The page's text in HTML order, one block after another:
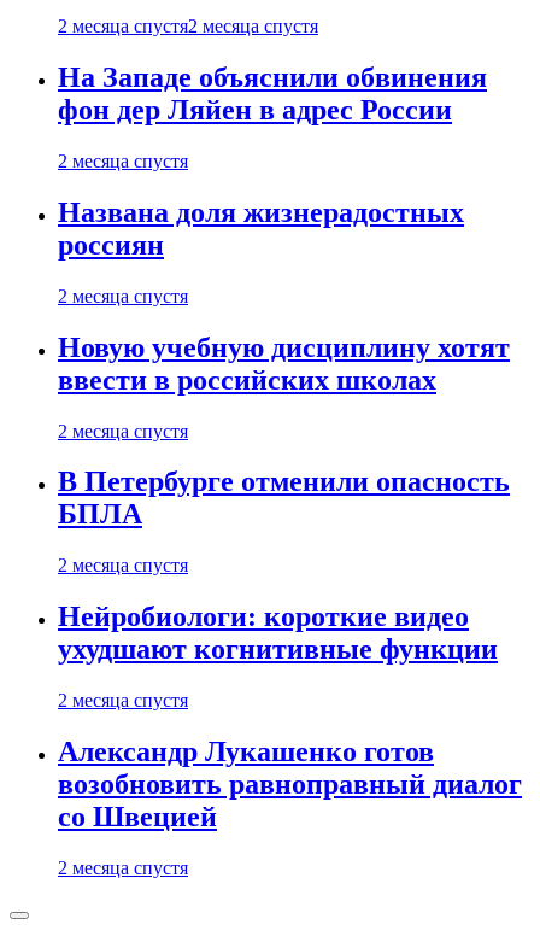
2 месяца спустя2 месяца спустя
На Западе объяснили обвинения
фон дер Ляйен в адрес России
2 месяца спустя
Названа доля жизнерадостных
россиян
2 месяца спустя
Новую учебную дисциплину хотят
ввести в российских школах
2 месяца спустя
В Петербурге отменили опасность
БПЛА
2 месяца спустя
Нейробиологи: короткие видео
ухудшают когнитивные функции
2 месяца спустя
Александр Лукашенко готов
возобновить равноправный диалог
со Швецией
2 месяца спустя